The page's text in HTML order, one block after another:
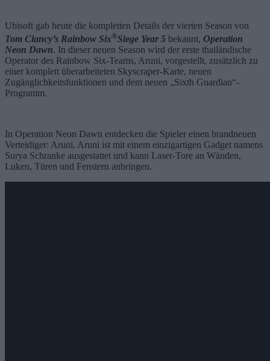
Ubisoft gab heute die kompletten Details der vierten Season von
Tom Clancy’s Rainbow Six®Siege Year 5 bekannt, Operation
Neon Dawn. In dieser neuen Season wird der erste thailändische
Operator des Rainbow Six-Teams, Aruni, vorgestellt, zusätzlich zu
einer komplett überarbeiteten Skyscraper-Karte, neuen
Zugänglichkeitsfunktionen und dem neuen „Sixth Guardian“-
Programm.
In Operation Neon Dawn entdecken die Spieler einen brandneuen
Verteidiger: Aruni. Aruni ist mit einem einzigartigen Gadget namens
Surya Schranke ausgestattet und kann Laser-Tore an Wänden,
Luken, Türen und Fenstern anbringen.